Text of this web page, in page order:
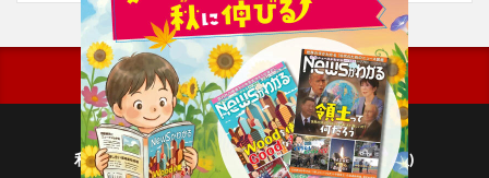
利用規約
プライバシーポリシー(毎日新聞出版)